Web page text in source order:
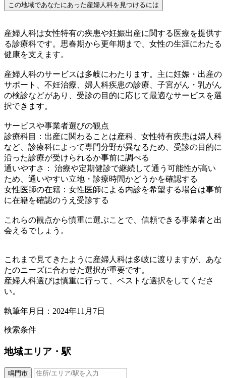
この地域であなたにあった産婦人科を見つけるには
産婦人科は女性特有の疾患や妊娠出産に関する医療を提供す
る診療科です。思春期から更年期まで、女性の生涯にわたる
健康を支えます。
産婦人科のサービスは多岐にわたります。主に妊娠・出産の
サポート、不妊治療、婦人科疾患の診療、子宮がん・乳がん
の検診などがあり、受診の目的に応じて最適なサービスを選
択できます。
サービスや事業者選びの観点
診療科目：出産に関わることは産科、女性特有疾患は婦人科
など、診療科によって専門分野が異なるため、受診の目的に
沿った診療が受けられるか事前に調べる
通いやすさ： 治療や定期健診で継続して通う可能性が高い
ため、通いやすい立地・診療時間かどうかを確認する
女性医師の在籍：女性医師による内診を希望する場合は事前
に在籍を確認のうえ受診する
これらの観点から慎重に選ぶことで、信頼できる事業者と出
会えるでしょう。
これまで見てきたように産婦人科は多岐に渡りますが、あな
たのニーズに合わせた選択が重要です。
産婦人科選びは慎重に行って、ベストな選択をしてくださ
い。
執筆年月日：2024年11月7日
検索条件
地域エリア・駅
鳴門市